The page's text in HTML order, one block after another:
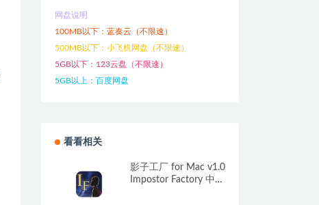
网盘说明
100MB以下：蓝奏云（不限速）
500MB以下：小飞机网盘（不限速）
5GB以下：123云盘（不限速）
5GB以上：百度网盘
看看相关
影子工厂 for Mac v1.0
Impostor Factory 中文